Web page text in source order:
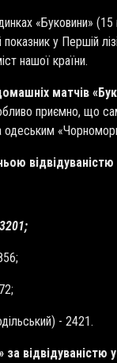
«Буковини» (15
у Першій
нашої країни.
матчів
приємно, що
- 2421.
відвідуваністю